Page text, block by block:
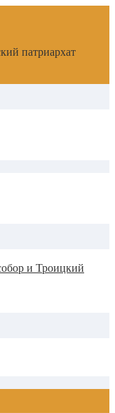
патриархат
и Троицкий